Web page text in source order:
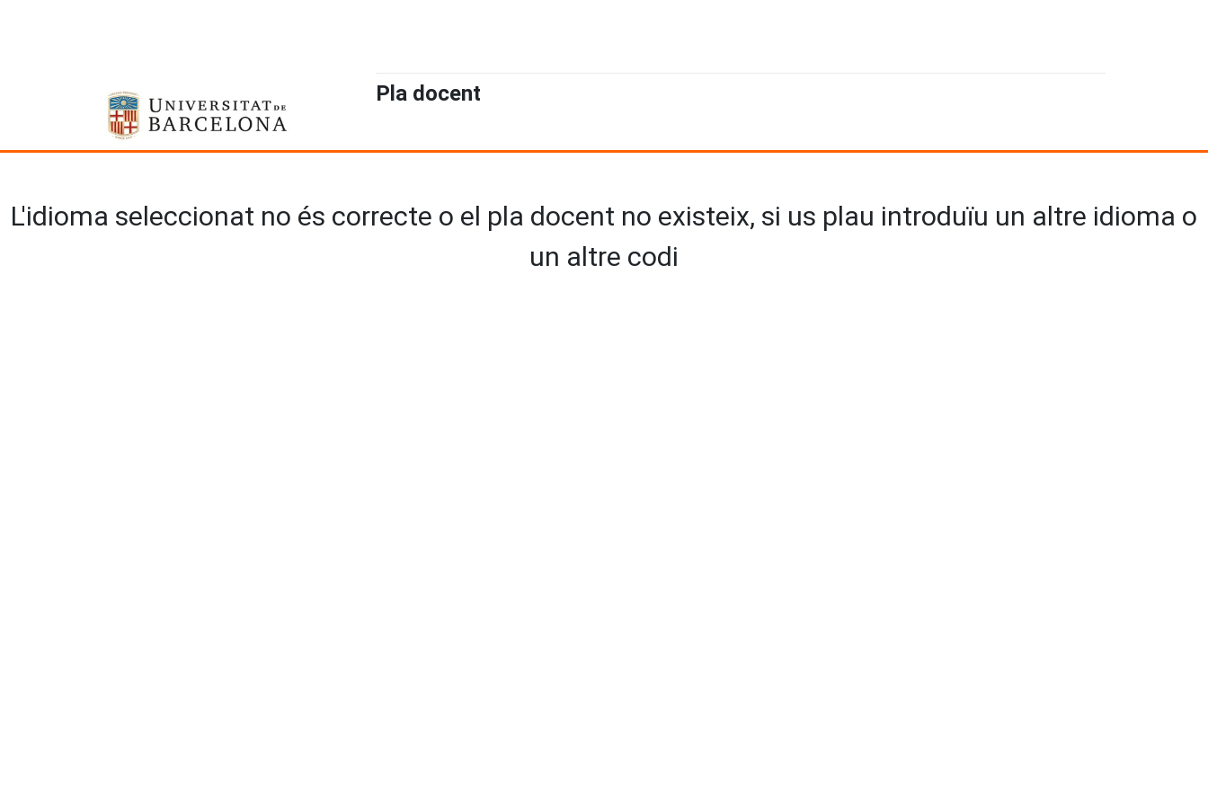
Pla docent
L'idioma seleccionat no és correcte o el pla docent no existeix, si us plau introduïu un altre idioma o
un altre codi